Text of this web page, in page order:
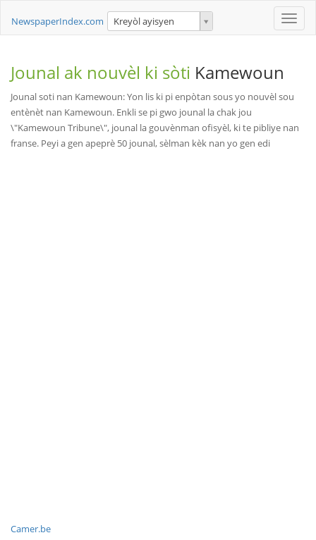
Toggle
NewspaperIndex.com Kreyòl ayisyen
Jounal ak nouvèl ki sòti Kamewoun
Jounal soti nan Kamewoun: Yon lis ki pi enpòtan sous yo nouvèl sou
entènèt nan Kamewoun. Enkli se pi gwo jounal la chak jou
\"Kamewoun Tribune\", jounal la gouvènman ofisyèl, ki te pibliye nan
franse. Peyi a gen apeprè 50 jounal, sèlman kèk nan yo gen edi
Camer.be